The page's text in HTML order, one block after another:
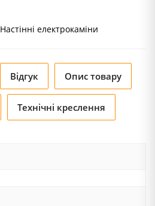
Настінні електрокаміни
Відгук Опис товару
Технічні креслення